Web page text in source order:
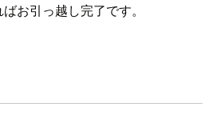
お引っ越し完了です。